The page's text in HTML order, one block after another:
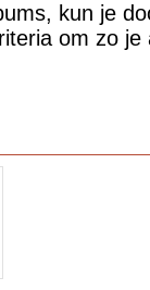
kun je
om zo